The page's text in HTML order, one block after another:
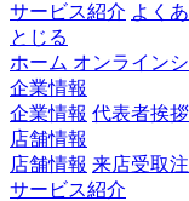
サービス紹介 よく
とじる
ホーム オンライン
企業情報
企業情報 代表者挨拶
店舗情報
店舗情報 来店受取
サービス紹介